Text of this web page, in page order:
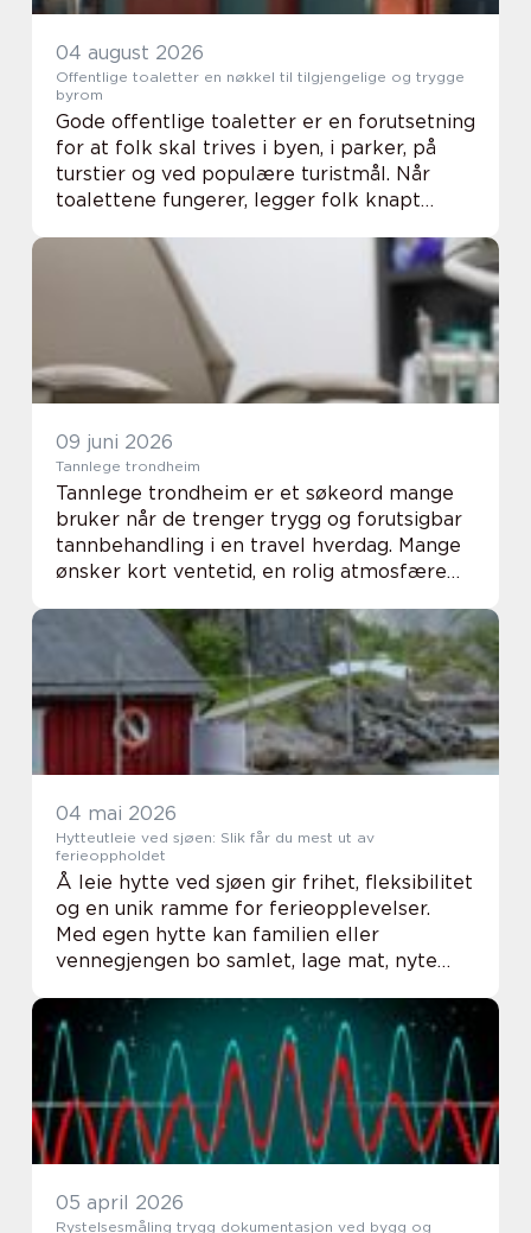
04 august 2026
Offentlige toaletter en nøkkel til tilgjengelige og trygge
byrom
Gode offentlige toaletter er en forutsetning
for at folk skal trives i byen, i parker, på
turstier og ved populære turistmål. Når
toalettene fungerer, legger folk knapt
stengt eller i dårlig stand, blir det r...
09 juni 2026
Tannlege trondheim
Tannlege trondheim er et søkeord mange
bruker når de trenger trygg og forutsigbar
tannbehandling i en travel hverdag. Mange
ønsker kort ventetid, en rolig atmosfære
på en enkel måte. Valg av riktig klinikk ha...
04 mai 2026
Hytteutleie ved sjøen: Slik får du mest ut av
ferieoppholdet
Å leie hytte ved sjøen gir frihet, fleksibilitet
og en unik ramme for ferieopplevelser.
Med egen hytte kan familien eller
vennegjengen bo samlet, lage mat, nyte
Valg av beliggenhet, fasiliteter...
05 april 2026
Rystelsesmåling trygg dokumentasjon ved bygg og